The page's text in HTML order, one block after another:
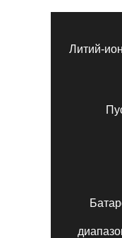
Литий-